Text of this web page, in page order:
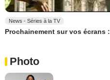
News - Séries à la TV
Prochainement sur vos écrans
Photo